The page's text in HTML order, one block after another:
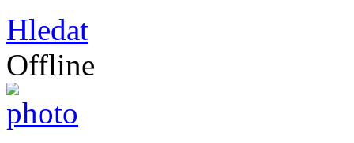
Hledat
Offline